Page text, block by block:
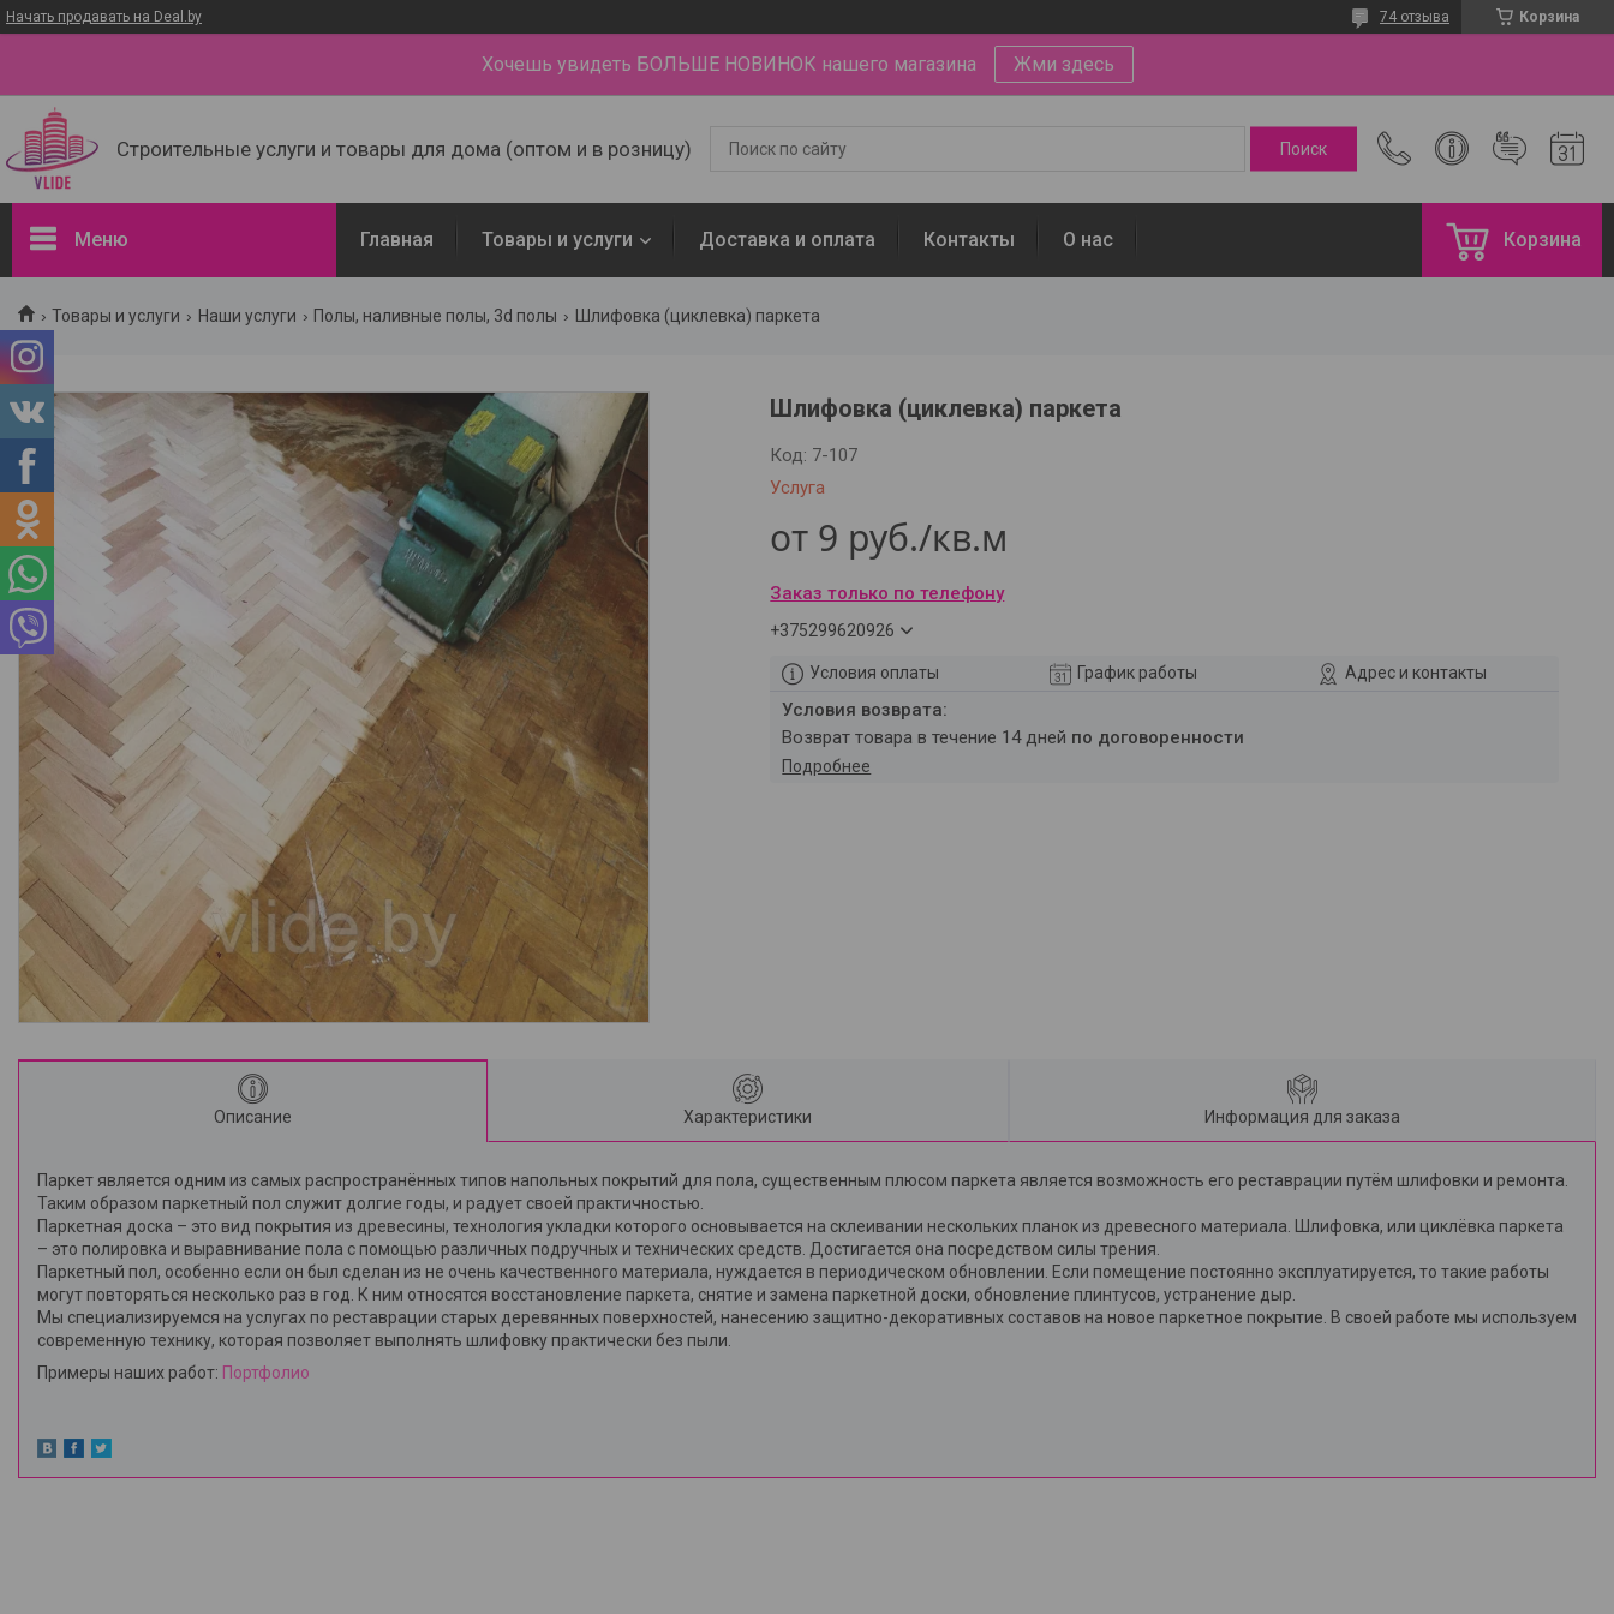
Начать продавать на Deal.by Корзина
74 отзыва
Хочешь увидеть БОЛЬШЕ НОВИНОК нашего магазина Жми здесь
Строительные услуги и товары для дома (оптом и в розницу)
Меню
Доставка и оплата
Наши контакты
О нас
Отзывы о компании
Портфолио - наши работы
Интересные статьи
Главная Товары и услуги Доставка и оплата Контакты О нас Корзина
Товары и услуги Наши услуги Полы, наливные полы, 3d полы Шлифовка (циклевка) паркета
Шлифовка (циклевка) паркета
Услуга
Код: 7-107
от 9 руб./кв.м
Заказ только по телефону
+375299620926
Условия оплаты График работы Адрес и контакты
возврат товара в течение 14 дней по договоренности
Подробнее
Описание Характеристики Информация для заказа
Паркет является одним из самых распространённых типов напольных покрытий для пола, существенным плюсом паркета является возможность его реставрации путём шлифовки и ремонта.
Таким образом паркетный пол служит долгие годы, и радует своей практичностью.
Паркетная доска – это вид покрытия из древесины, технология укладки которого основывается на склеивании нескольких планок из древесного материала. Шлифовка, или циклёвка паркета
– это полировка и выравнивание пола с помощью различных подручных и технических средств. Достигается она посредством силы трения.
Паркетный пол, особенно если он был сделан из не очень качественного материала, нуждается в периодическом обновлении. Если помещение постоянно эксплуатируется, то такие работы
могут повторяться несколько раз в год. К ним относятся восстановление паркета, снятие и замена паркетной доски, обновление плинтусов, устранение дыр.
Мы специализируемся на услугах по реставрации старых деревянных поверхностей, нанесению защитно-декоративных составов на новое паркетное покрытие. В своей работе мы используем
современную технику, которая позволяет выполнять шлифовку практически без пыли.
Примеры наших работ: Портфолио